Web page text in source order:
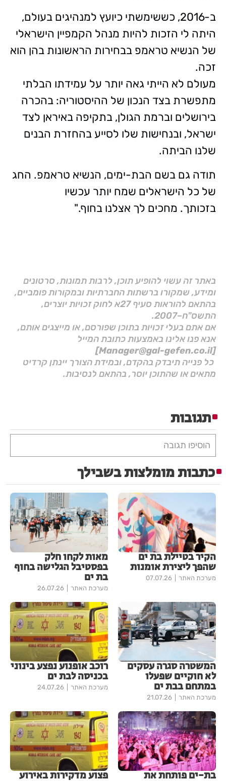
ב-2016, כששימשתי כיועץ למנהיגים בעולם,
היתה לי הזכות להיות מנהל הקמפיין הישראלי
של הנשיא טראמפ בבחירות הראשונות בהן הוא
זכה.
מעולם לא הייתי גאה יותר על עמידתו הבלתי
מתפשרת בצד הנכון של ההיסטוריה: בהכרה
בירושלים וברמת הגולן, בתקיפה באיראן לצד
ישראל, ובנחישות שלו לסייע בהחזרת הבנים
שלנו הביתה.
תודה גם בשם הבת-ימים, הנשיא טראמפ. החג
של כל הישראלים שמח יותר עכשיו
בזכותך. מחכים לך אצלנו בחוף."
באתר זה עשוי להופיע תוכן, לרבות תמונות, סרטונים
ומידע, שמקורו ברשתות החברתיות ובמקורות פומביים,
בהתאם להוראות סעיף 27א לחוק זכויות יוצרים,
התשס"ח–2007.
אם אתם בעלי זכויות בתוכן שפורסם, או מייצגים אותם,
אנא פנו אלינו באמצעות כתובת המייל
[Manager@gal-gefen.co.il]
כל פנייה תיבדק בהקדם, ובמידת הצורך יינתן קרדיט
מתאים או שהתוכן יוסר, בהתאם לנסיבות.
תגובות
הוסיפו תגובה
כתבות מומלצות בשבילך
הקיר בטיילת בת ים
שהפך ליצירת אומנות
מערכת האתר 07.07.26
מאות לקחו חלק
בפסטיבל הגלישה בחוף
בת ים
מערכת האתר 26.07.26
המשטרה סגרה עסקים
לא חוקיים שפעלו
במתחם בבת ים
מערכת האתר 21.07.26
רוכב אופנוע נפצע בינוני
בכניסה לבת ים
מערכת האתר 24.07.26
בת-ים פותחת את פצוע מדקירות באירוע